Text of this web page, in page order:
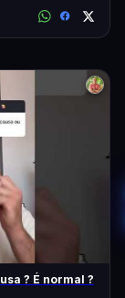
? É normal ?